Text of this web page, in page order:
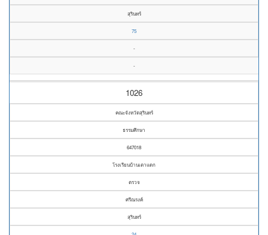
สุรินทร์
75
-
-
1026
คณะจังหวัดสุรินทร์
ธรรมศึกษา
647018
โรงเรียนบ้านเตาแดก
ตรวจ
ศรีณรงค์
สุรินทร์